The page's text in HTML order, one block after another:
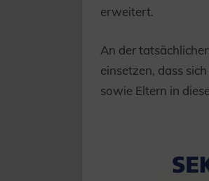
erweitert.
An der
einsetzen, dass
sowie Eltern in